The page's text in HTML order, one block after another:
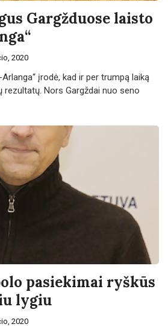
Gargžduose laisto
2020
įrodė, kad ir per trumpą laiką
rezultatų. Nors Gargždai nuo seno
pasiekimai ryškūs
lygiu
2020